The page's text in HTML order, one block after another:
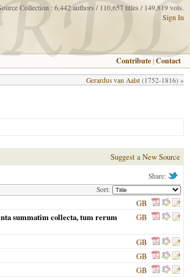
Collection : 6,442 authors / 110,657 titles / 149,819 vols.
Sign In
Contribute |Contact
Gerardus van Aalst (1752-1816) »
Suggest a New Source
Share:
Sort:
GB
summatim collecta, tum rerum
GB
GB
GB
GB